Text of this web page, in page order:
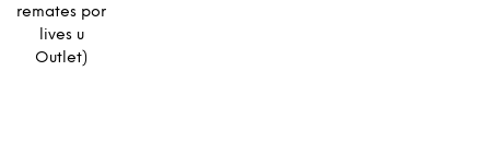
remates por
lives u
Outlet)